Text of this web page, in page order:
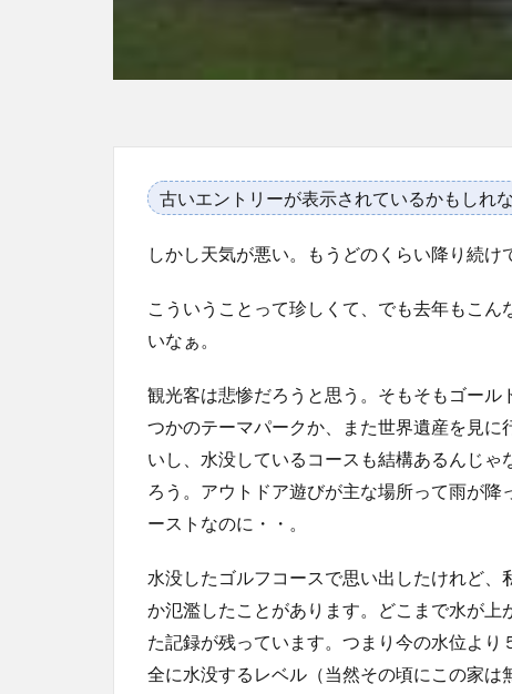
古いエントリーが表示されているかもしれ
しかし天気が悪い。もうどのくらい降り続け
こういうことって珍しくて、でも去年もこ
いなぁ。
観光客は悲惨だろうと思う。そもそもゴール
つかのテーマパークか、また世界遺産を見
いし、水没しているコースも結構あるんじ
ろう。アウトドア遊びが主な場所って雨が
ーストなのに・・。
水没したゴルフコースで思い出したけれど
か氾濫したことがあります。どこまで水が
た記録が残っています。つまり今の水位よ
全に水没するレベル（当然その頃にこの家